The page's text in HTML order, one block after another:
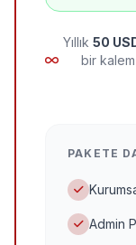
Yıllık 50
bir
PAKETE
Admin